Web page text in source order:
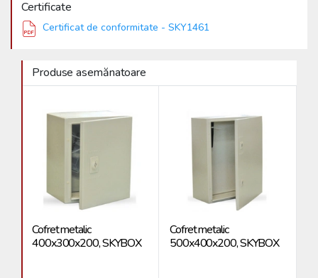
Certificate
Certificat de conformitate - SKY1461
Produse asemănatoare
Cofret metalic
400x300x200, SKYBOX
Cofret metalic
500x400x200, SKYBOX